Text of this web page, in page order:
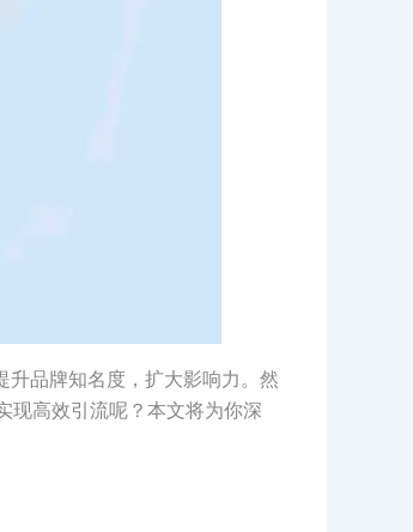
品牌知名度，扩大影响力。然
现高效引流呢？本文将为你深